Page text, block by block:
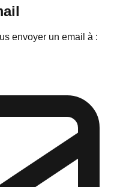
envoyer un email à :